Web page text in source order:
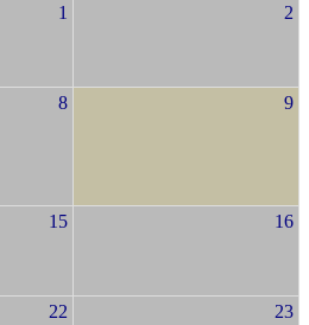
1 2
8 9
15 16
22 23